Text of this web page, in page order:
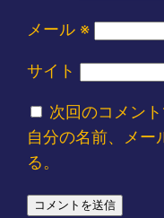
メール ※
サイト
次回のコメン
自分の名前、メー
る。